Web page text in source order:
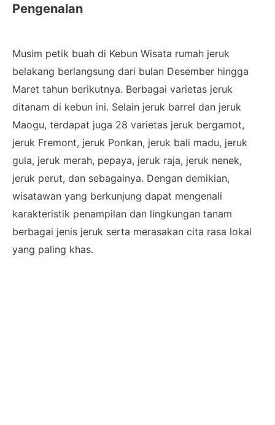
Pengenalan
Musim petik buah di Kebun Wisata rumah jeruk
belakang berlangsung dari bulan Desember hingga
Maret tahun berikutnya. Berbagai varietas jeruk
ditanam di kebun ini. Selain jeruk barrel dan jeruk
Maogu, terdapat juga 28 varietas jeruk bergamot,
jeruk Fremont, jeruk Ponkan, jeruk bali madu, jeruk
gula, jeruk merah, pepaya, jeruk raja, jeruk nenek,
jeruk perut, dan sebagainya. Dengan demikian,
wisatawan yang berkunjung dapat mengenali
karakteristik penampilan dan lingkungan tanam
berbagai jenis jeruk serta merasakan cita rasa lokal
yang paling khas.